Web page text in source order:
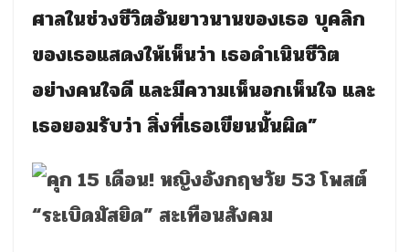
ศาลในช่วงชีวิตอันยาวนานของเธอ บุคลิก
ของเธอแสดงให้เห็นว่า เธอดำเนินชีวิต
อย่างคนใจดี และมีความเห็นอกเห็นใจ และ
เธอยอมรับว่า สิ่งที่เธอเขียนนั้นผิด”